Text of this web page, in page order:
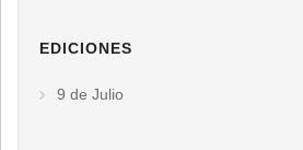
EDICIONES
9 de Julio